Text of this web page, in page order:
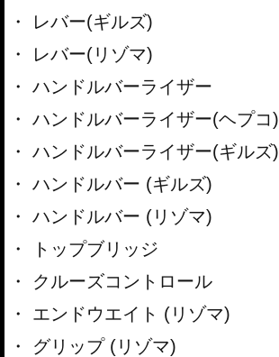
レバー(ギルズ)
レバー(リゾマ)
ハンドルバーライザー
ハンドルバーライザー(ヘプコ)
ハンドルバーライザー(ギルズ)
ハンドルバー (ギルズ)
ハンドルバー (リゾマ)
トップブリッジ
クルーズコントロール
エンドウエイト (リゾマ)
グリップ (リゾマ)